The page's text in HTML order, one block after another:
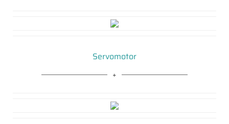
Servomotor